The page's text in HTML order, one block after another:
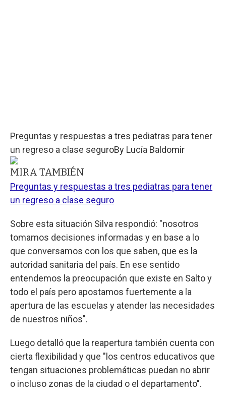
Preguntas y respuestas a tres pediatras para tener
un regreso a clase seguroBy Lucía Baldomir
MIRA TAMBIÉN
Preguntas y respuestas a tres pediatras para tener
un regreso a clase seguro
Sobre esta situación Silva respondió: "nosotros
tomamos decisiones informadas y en base a lo
que conversamos con los que saben, que es la
autoridad sanitaria del país. En ese sentido
entendemos la preocupación que existe en Salto y
todo el país pero apostamos fuertemente a la
apertura de las escuelas y atender las necesidades
de nuestros niños".
Luego detalló que la reapertura también cuenta con
cierta flexibilidad y que "los centros educativos que
tengan situaciones problemáticas puedan no abrir
o incluso zonas de la ciudad o el departamento".